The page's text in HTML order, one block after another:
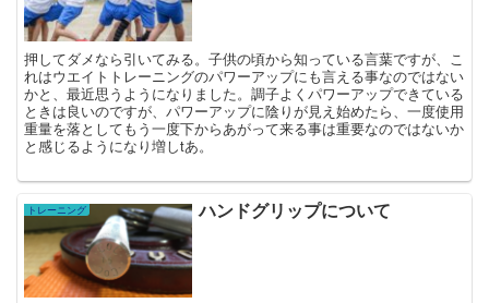
押してダメなら引いてみる。子供の頃から知っている言葉ですが、こ
れはウエイトトレーニングのパワーアップにも言える事なのではない
かと、最近思うようになりました。調子よくパワーアップできている
ときは良いのですが、パワーアップに陰りが見え始めたら、一度使用
重量を落としてもう一度下からあがって来る事は重要なのではないか
と感じるようになり増しtあ。
トレーニング ハンドグリップについて